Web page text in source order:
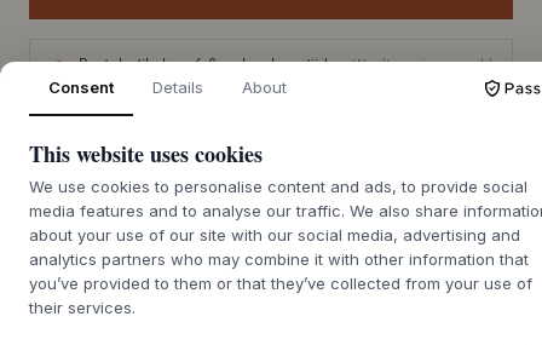
Bestelartikel ca. 6-8 weken levertijd Wordt voor je geregeld
OVER HET PRODUCT +
Ripple IIvanMontanais een prachtige en unieke
vitrinekast die schoonheid, elegantie en een kleurrijke stijl
combineert. Deze vitrinekast is niet alleen een functionele
opbergoplossing, maar ook een prachtige toevoeging aan
Consent Details About
This website uses cookies
We use cookies to personalise content and ads, to provide social
media features and to analyse our traffic. We also share
about your use of our site with our social media, advertising and
analytics partners who may combine it with other information that
you’ve provided to them or that they’ve collected from your use of
their services.